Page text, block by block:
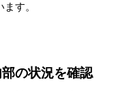
す。
の状況を確認